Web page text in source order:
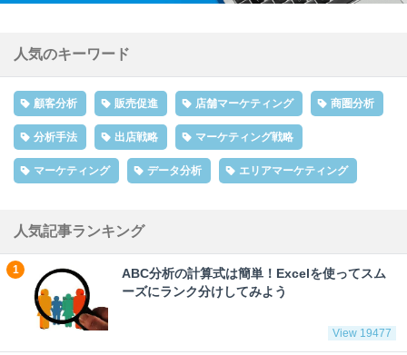
人気のキーワード
顧客分析 販売促進 店舗マーケティング 商圏分析
分析手法 出店戦略 マーケティング戦略
マーケティング データ分析 エリアマーケティング
人気記事ランキング
ABC分析の計算式は簡単！Excelを使ってスム
ーズにランク分けしてみよう
View 19477